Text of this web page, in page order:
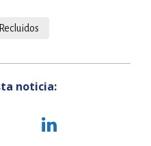
Recluidos
noticia: